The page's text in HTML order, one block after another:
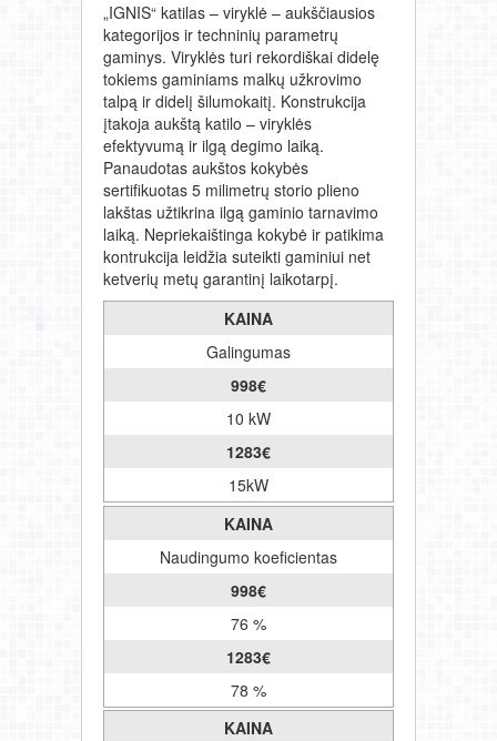
„IGNIS“ katilas – viryklė – aukščiausios
kategorijos ir techninių parametrų
gaminys. Viryklės turi rekordiškai didelę
tokiems gaminiams malkų užkrovimo
talpą ir didelį šilumokaitį. Konstrukcija
įtakoja aukštą katilo – viryklės
efektyvumą ir ilgą degimo laiką.
Panaudotas aukštos kokybės
sertifikuotas 5 milimetrų storio plieno
lakštas užtikrina ilgą gaminio tarnavimo
laiką. Nepriekaištinga kokybė ir patikima
kontrukcija leidžia suteikti gaminiui net
ketverių metų garantinį laikotarpį.
KAINA
Galingumas
998€
10 kW
1283€
15kW
KAINA
Naudingumo koeficientas
998€
76 %
1283€
78 %
KAINA